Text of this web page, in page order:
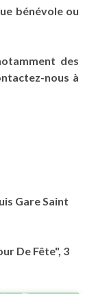
bénévole ou
des
nous à
Gare Saint
De Fête", 3